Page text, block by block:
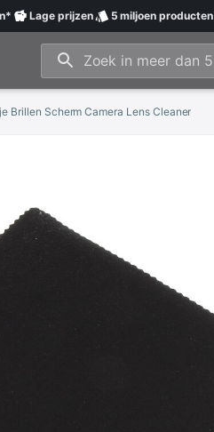
* Lageprijzen 5 miljoen producten
Brillen Scherm Camera Lens Cleaner